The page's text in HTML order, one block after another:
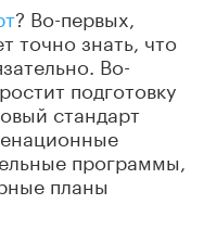
? Во-первых,
точно знать, что
Во-
подготовку
стандарт
программы,
планы